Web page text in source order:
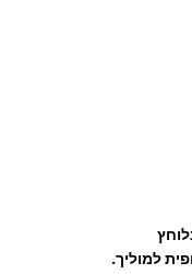
למוליך.